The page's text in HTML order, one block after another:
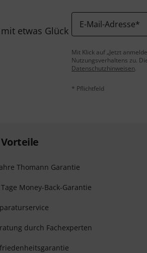
etwas Glück
E-Mail-Adresse*
Mit Klick auf „Jetzt
Nutzungsverhaltens zu.
Datenschutzhinweisen.
* Pflichtfeld
Thomann Garantie
Money-Back-Garantie
durch Fachexperten